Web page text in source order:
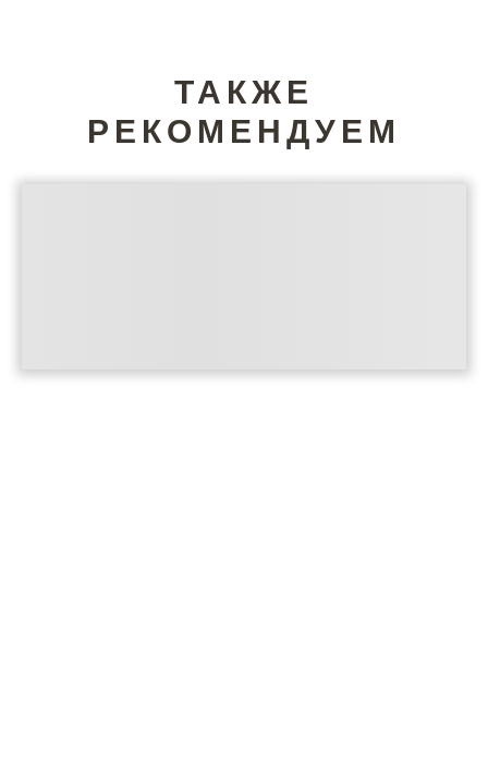
ТАКЖЕ
РЕКОМЕНДУЕМ